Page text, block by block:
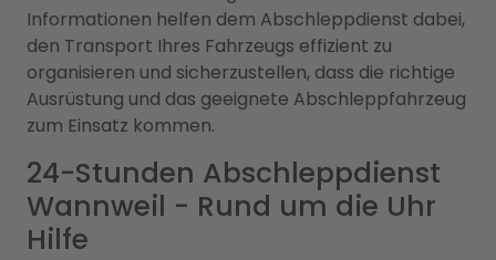
Informationen helfen dem Abschleppdienst dabei,
den Transport Ihres Fahrzeugs effizient zu
organisieren und sicherzustellen, dass die richtige
Ausrüstung und das geeignete Abschleppfahrzeug
zum Einsatz kommen.
24-Stunden Abschleppdienst
Wannweil - Rund um die Uhr
Hilfe